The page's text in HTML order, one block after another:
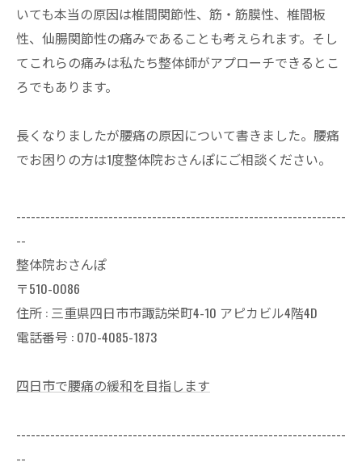
いても本当の原因は椎間関節性、筋・筋膜性、椎間板
性、仙腸関節性の痛みであることも考えられます。そし
てこれらの痛みは私たち整体師がアプローチできるとこ
ろでもあります。
長くなりましたが腰痛の原因について書きました。腰痛
でお困りの方は1度整体院おさんぽにご相談ください。
--------------------------------------------------------------------
--
整体院おさんぽ
〒510-0086
住所 : 三重県四日市市諏訪栄町4-10 アピカビル4階4D
電話番号 : 070-4085-1873
四日市で腰痛の緩和を目指します
--------------------------------------------------------------------
--